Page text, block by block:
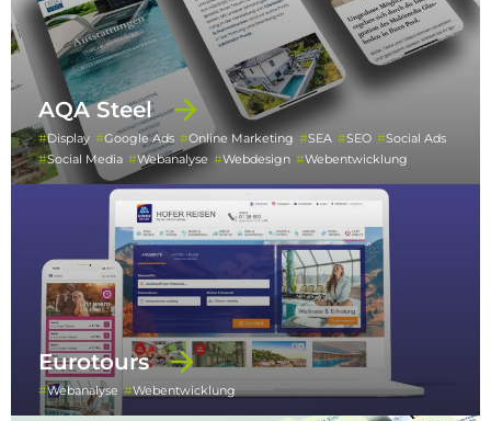
AQA Steel
Display Google Ads Online Marketing SEA SEO
Social Ads
Social Media
Webanalyse Webdesign Webentwicklung
Eurotours
Webanalyse Webentwicklung